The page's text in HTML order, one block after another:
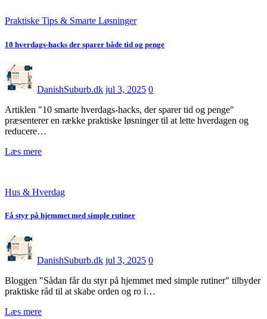
Praktiske Tips & Smarte Løsninger
10 hverdags-hacks der sparer både tid og penge
DanishSuburb.dk jul 3, 2025 0
Artiklen "10 smarte hverdags-hacks, der sparer tid og penge"
præsenterer en række praktiske løsninger til at lette hverdagen og
reducere…
Læs mere
Hus & Hverdag
Få styr på hjemmet med simple rutiner
DanishSuburb.dk jul 3, 2025 0
Bloggen "Sådan får du styr på hjemmet med simple rutiner" tilbyder
praktiske råd til at skabe orden og ro i…
Læs mere